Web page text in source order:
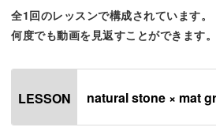
自然なラインを出すのが難しい天然
マットには絶妙なニュアンスのグ
全1回のレッスンで構成されています。
何度でも動画を見返すことができます。
LESSON natural stone × mat